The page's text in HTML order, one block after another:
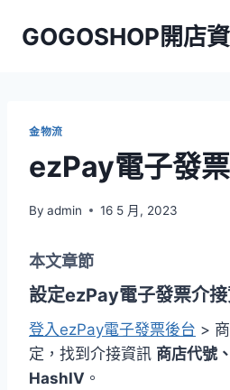
GOGOSHOP開店
金物流
ezPay電子發票
By admin 16 5 月, 2023
本文章節
設定ezPay電子發票介
登入ezPay電子發票後台 >
定，找到介接資訊 商店代號
HashIV 。